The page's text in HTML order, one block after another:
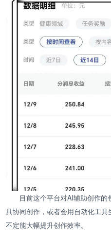
目前这个平台对AI辅助创作
具协同创作，或者会用自动化工
不定能大幅提升创作效率。